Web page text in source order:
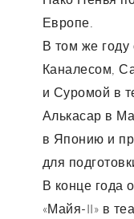
Европе.
В том же
Каналесом,
и Суромой в
Алькасар в
в Японию и
для
В конце года
«Майя-II» в